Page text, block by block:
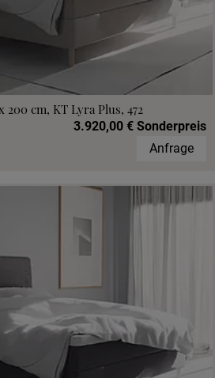
200 cm, KT Lyra Plus, 472
3.920,00 € Sonderpreis
Anfrage